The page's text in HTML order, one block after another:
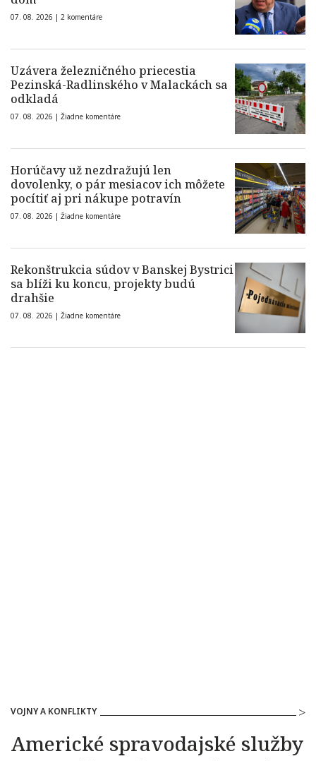
07. 08. 2026 | 2 komentáre
Uzávera železničného priecestia
Pezinská-Radlinského v Malackách sa
odkladá
07. 08. 2026 | Žiadne komentáre
Horúčavy už nezdražujú len
dovolenky, o pár mesiacov ich môžete
pocítiť aj pri nákupe potravín
07. 08. 2026 | Žiadne komentáre
Rekonštrukcia súdov v Banskej Bystrici
sa blíži ku koncu, projekty budú
drahšie
07. 08. 2026 | Žiadne komentáre
VOJNY A KONFLIKTY
Americké spravodajské služby